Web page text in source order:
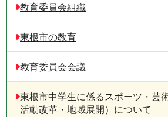
教育委員会組織
東根市の教育
教育委員会会議
東根市中学生に係るスポーツ・芸
活動改革・地域展開）について